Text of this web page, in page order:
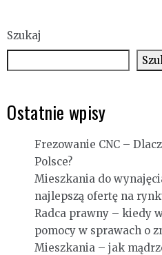
Szukaj
Ostatnie wpisy
Frezowanie CNC –
Polsce?
Mieszkania do
najlepszą ofertę na
Radca prawny – kiedy
pomocy w sprawach o
Mieszkania – jak